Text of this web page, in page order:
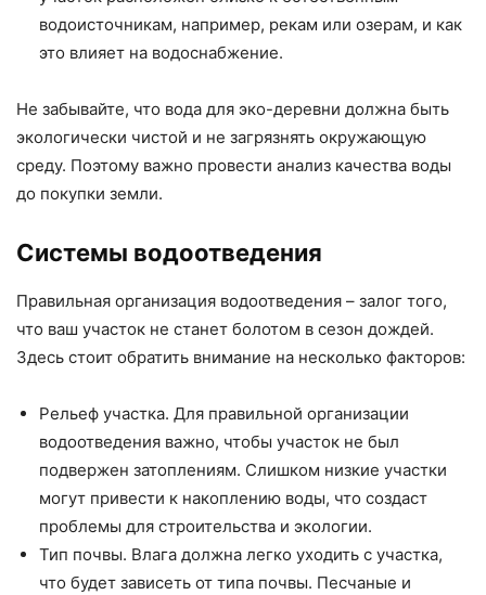
водоисточникам, например, рекам или озерам, и как
это влияет на водоснабжение.
Не забывайте, что вода для эко-деревни должна быть
экологически чистой и не загрязнять окружающую
среду. Поэтому важно провести анализ качества воды
до покупки земли.
Системы водоотведения
Правильная организация водоотведения – залог того,
что ваш участок не станет болотом в сезон дождей.
Здесь стоит обратить внимание на несколько факторов:
Рельеф участка. Для правильной организации
водоотведения важно, чтобы участок не был
подвержен затоплениям. Слишком низкие участки
могут привести к накоплению воды, что создаст
проблемы для строительства и экологии.
Тип почвы. Влага должна легко уходить с участка,
что будет зависеть от типа почвы. Песчаные и